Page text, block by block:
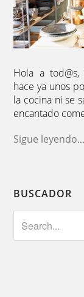
Hola a
hace ya unos
la cocina ni se
encantado
Sigue leyendo...
BUSCADOR